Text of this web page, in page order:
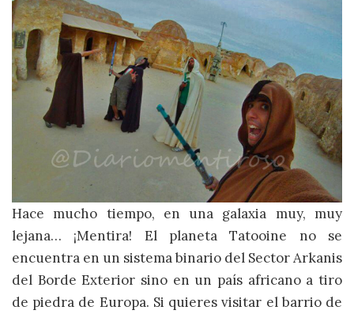
Hace mucho tiempo, en una galaxia muy, muy
lejana… ¡Mentira! El planeta Tatooine no se
encuentra en un sistema binario del Sector Arkanis
del Borde Exterior sino en un país africano a tiro
de piedra de Europa. Si quieres visitar el barrio de